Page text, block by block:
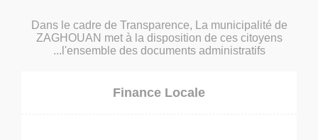
Dans le cadre de Transparence, La municipalité de
ZAGHOUAN met à la disposition de ces citoyens
l'ensemble des documents administratifs...
Finance Locale